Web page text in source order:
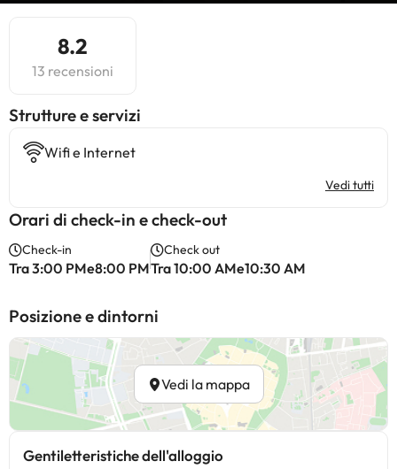
8.2
13 recensioni
​Strutture e servizi
Wifi e Internet
Vedi tutti
Orari di check-in e check-out
Check-in
Tra 3:00 PMe8:00 PM
Check out
Tra 10:00 AMe10:30 AM
Posizione e dintorni
Vedi la mappa
Gentiletteristiche dell'alloggio